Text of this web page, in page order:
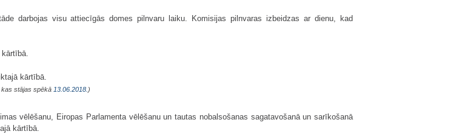
darbojas visu attiecīgās domes pilnvaru laiku. Komisijas pilnvaras izbeidzas ar dienu, kad
kārtībā.
kas stājas spēkā 13.06.2018. )
vēlēšanu, Eiropas Parlamenta vēlēšanu un tautas nobalsošanas sagatavošanā un sarīkošanā
kārtībā.